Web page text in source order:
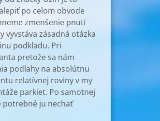
po celom obvode
zmenšenie pnutí
zásadná otázka
podkladu. Pri
pretože sa nám
podlahy na absolútnu
relatívnej roviny v my
parkiet. Po samotnej
potrebné ju nechať